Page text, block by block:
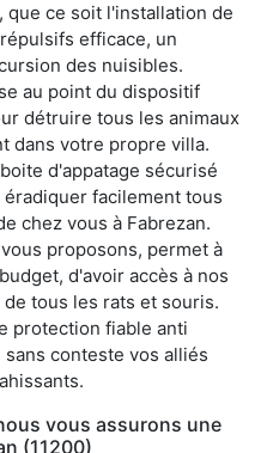
que ce soit l'installation de
efficace, un
des nuisibles.
au point du dispositif
détruire tous les animaux
dans votre propre villa.
d'appatage sécurisé
facilement tous
chez vous à Fabrezan.
proposons, permet à
d'avoir accès à nos
tous les rats et souris.
protection fiable anti
conteste vos alliés
vous assurons une
(11200)